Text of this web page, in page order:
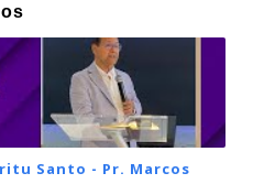
Santo - Pr. Marcos